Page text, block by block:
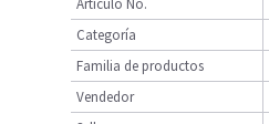
Artículo No.
Categoría
Familia de productos
Vendedor